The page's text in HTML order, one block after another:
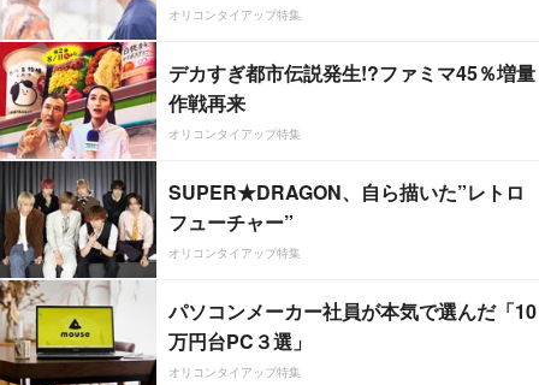
オリコンタイアップ特集
デカすぎ都市伝説発生!?ファミマ45％増量
作戦再来
オリコンタイアップ特集
SUPER★DRAGON、自ら描いた”レトロ
フューチャー”
オリコンタイアップ特集
パソコンメーカー社員が本気で選んだ「10
万円台PC３選」
オリコンタイアップ特集